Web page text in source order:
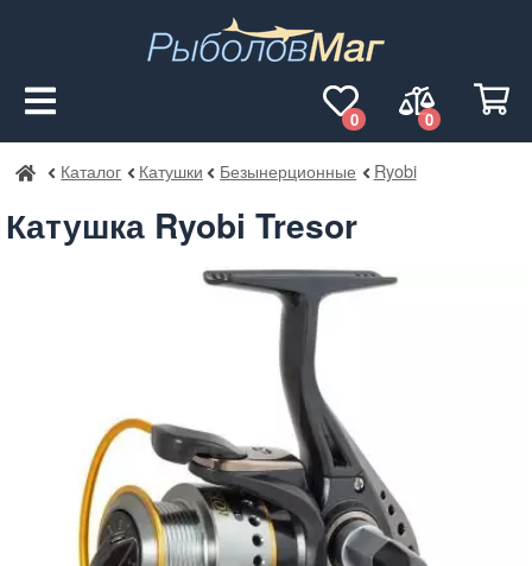
0
0
РыболовМаг
Каталог Катушки Безынерционные Ryobi
Катушка Ryobi Tresor